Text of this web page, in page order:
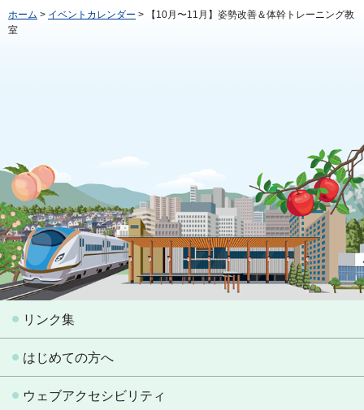
ホーム > イベントカレンダー > 【10月〜11月】姿勢改善＆体幹トレーニング教
室
リンク集
はじめての方へ
ウェブアクセシビリティ